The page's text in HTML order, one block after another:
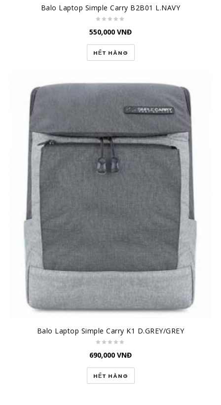
Balo Laptop Simple Carry B2B01 L.NAVY
550,000 VNĐ
HẾT HÀNG
Balo Laptop Simple Carry K1 D.GREY/GREY
690,000 VNĐ
HẾT HÀNG